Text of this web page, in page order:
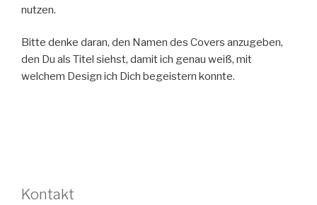
nutzen.
Bitte denke daran, den Namen des Covers anzugeben,
den Du als Titel siehst, damit ich genau weiß, mit
welchem Design ich Dich begeistern konnte.
Kontakt